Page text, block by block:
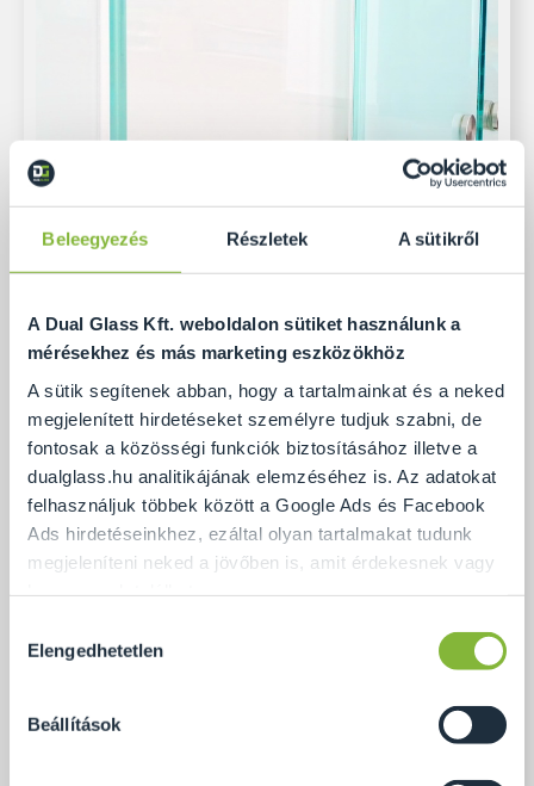
Beleegyezés Részletek A sütikről
A Dual Glass Kft. weboldalon sütiket használunk a
mérésekhez és más marketing eszközökhöz
A sütik segítenek abban, hogy a tartalmainkat és a neked
megjelenített hirdetéseket személyre tudjuk szabni, de
fontosak a közösségi funkciók biztosításához illetve a
dualglass.hu analitikájának elemzéséhez is. Az adatokat
felhasználjuk többek között a Google Ads és Facebook
Ads hirdetéseinkhez, ezáltal olyan tartalmakat tudunk
megjeleníteni neked a jövőben is, amit érdekesnek vagy
Ennek a biztosításához
arra kérünk, hogy engedd meg
Természetesen
soha semmilyen formában nem fogunk visszaélni ezzel
és később bármikor megváltoztathatod a döntésed ezzel
kiválasztása
Elengedhetetlen
Beállítások
Pontmegfogásos üvegkorlát